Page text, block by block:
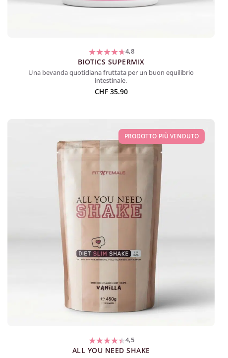
4,8
BIOTICS SUPERMIX
Una bevanda quotidiana fruttata per un buon equilibrio
intestinale.
CHF35.90
PRODOTTO PIÙ VENDUTO
4,5
ALL YOU NEED SHAKE